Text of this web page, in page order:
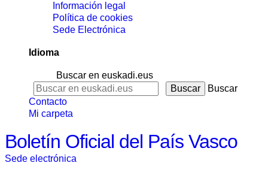
Información legal
Política de cookies
Sede Electrónica
Idioma
Buscar en euskadi.eus
Buscar
Contacto
Mi carpeta
Boletín Oficial del País Vasco
Sede electrónica